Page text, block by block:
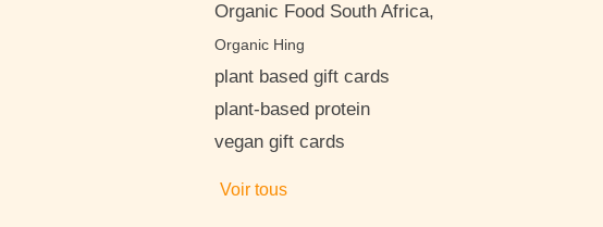
Organic Food South Africa,
Organic Hing
plant based gift cards
plant-based protein
vegan gift cards
Voir tous